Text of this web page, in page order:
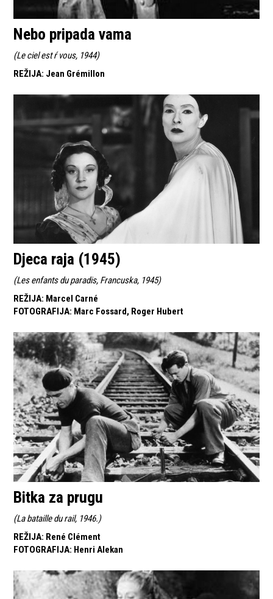
Nebo pripada vama
(Le ciel est ŕ vous, 1944)
REŽIJA: Jean Grémillon
Djeca raja (1945)
(Les enfants du paradis, Francuska, 1945)
REŽIJA: Marcel Carné
FOTOGRAFIJA: Marc Fossard, Roger Hubert
Bitka za prugu
(La bataille du rail, 1946.)
REŽIJA: René Clément
FOTOGRAFIJA: Henri Alekan